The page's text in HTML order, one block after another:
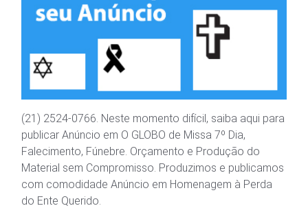
(21) 2524-0766. Neste momento difícil, saiba aqui para
publicar Anúncio em O GLOBO de Missa 7º Dia,
Falecimento, Fúnebre. Orçamento e Produção do
Material sem Compromisso. Produzimos e publicamos
com comodidade Anúncio em Homenagem à Perda
do Ente Querido.